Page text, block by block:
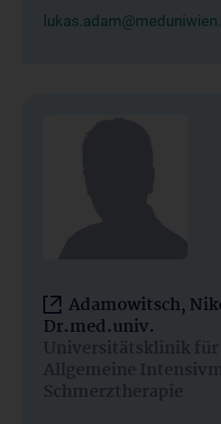
Adamowitsch,
Dr.med.univ.
Universitätsklinik für
Allgemeine
Schmerztherapie